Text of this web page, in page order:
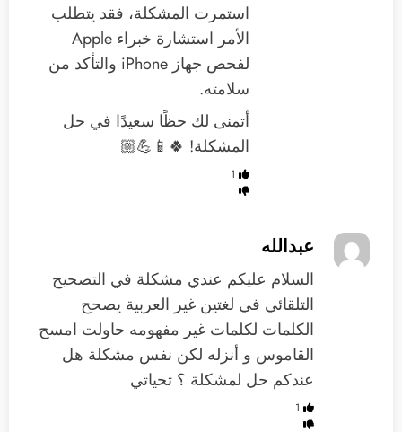
استمرت المشكلة، فقد يتطلب
الأمر استشارة خبراء Apple
لفحص جهاز iPhone والتأكد من
سلامته.
أتمنى لك حظًا سعيدًا في حل
المشكلة! 🍀📱💪🏼
1
عبدالله
السلام عليكم عندي مشكلة في التصحيح
التلقائي في لغتين غير العربية يصحح
الكلمات لكلمات غير مفهومه حاولت امسح
القاموس و أنزله لكن نفس مشكلة هل
عندكم حل لمشكلة ؟ تحياتي
1